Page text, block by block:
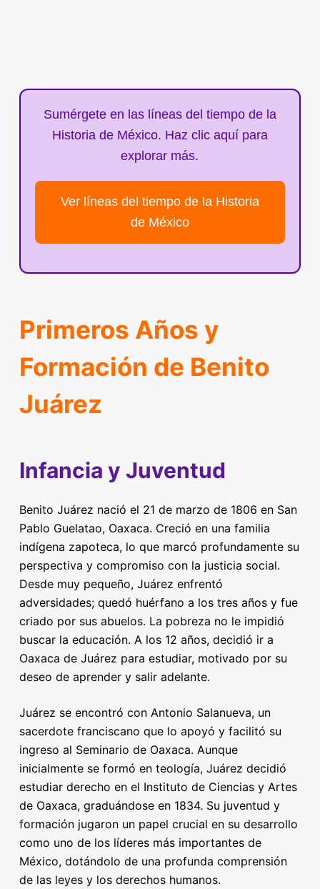
Sumérgete en las líneas del tiempo de la
Historia de México. Haz clic aquí para
explorar más.
Ver líneas del tiempo de la Historia
de México
Primeros Años y
Formación de Benito
Juárez
Infancia y Juventud
Benito Juárez nació el 21 de marzo de 1806 en San
Pablo Guelatao, Oaxaca. Creció en una familia
indígena zapoteca, lo que marcó profundamente su
perspectiva y compromiso con la justicia social.
Desde muy pequeño, Juárez enfrentó
adversidades; quedó huérfano a los tres años y fue
criado por sus abuelos. La pobreza no le impidió
buscar la educación. A los 12 años, decidió ir a
Oaxaca de Juárez para estudiar, motivado por su
deseo de aprender y salir adelante.
Juárez se encontró con Antonio Salanueva, un
sacerdote franciscano que lo apoyó y facilitó su
ingreso al Seminario de Oaxaca. Aunque
inicialmente se formó en teología, Juárez decidió
estudiar derecho en el Instituto de Ciencias y Artes
de Oaxaca, graduándose en 1834. Su juventud y
formación jugaron un papel crucial en su desarrollo
como uno de los líderes más importantes de
México, dotándolo de una profunda comprensión
de las leyes y los derechos humanos.